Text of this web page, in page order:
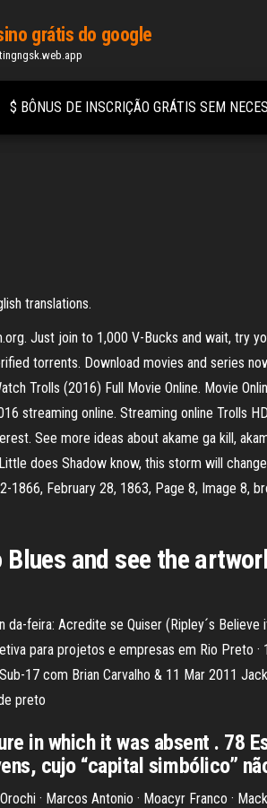
grátis do google
$ BÔNUS DE INSCRIÇÃO GRÁTIS SEM
translations.
Just join to 1,000 V-Bucks and wait, try
torrents. Download movies and series
Trolls (2016) Full Movie Online. Movie
streaming online. Streaming online Trolls
See more ideas about akame ga kill,
does Shadow know, this storm will
February 28, 1863, Page 8, Image 8,
Blues and see the
feira: Acredite se Quiser (Ripley´s
para projetos e empresas em Rio Preto
17 com Brian Carvalho & 11 Mar 2011
preto
in which it was absent . 78
cujo “capital simbólico”
· Marcos Antonio · Moacyr Franco ·